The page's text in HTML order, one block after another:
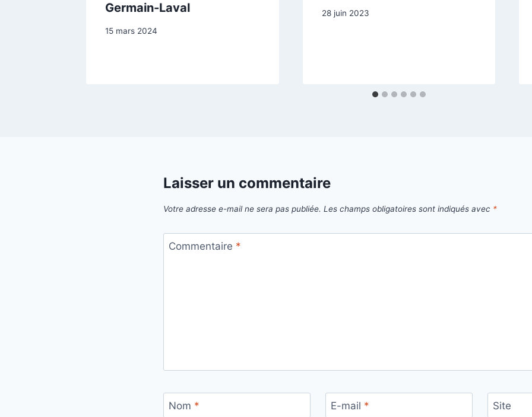
Germain-Laval
Par
15 mars 2024
Par
28 juin 2023
Laisser un commentaire
Votre adresse e-mail ne sera pas publiée. Les champs obligatoires sont indiqués avec *
Commentaire *
Nom * E-mail * Site